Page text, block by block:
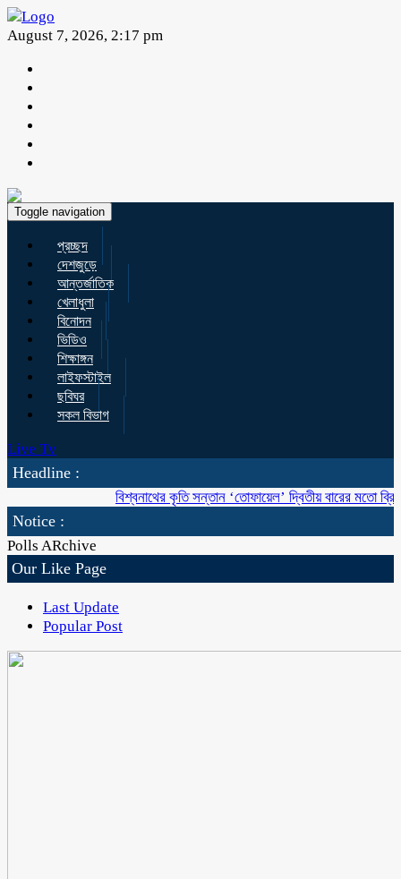
August 7, 2026, 2:17 pm
Toggle navigation
প্রচ্ছদ
দেশজুড়ে
আন্তর্জাতিক
খেলাধুলা
বিনোদন
ভিডিও
শিক্ষাঙ্গন
লাইফস্টাইল
ছবিঘর
সকল বিভাগ
Live Tv
Headline :
বিশ্বনাথের কৃতি সন্তান ‘তোফায়েল’ দ্বিতীয় বারের মতো ব্রিটিশ
Notice :
Polls ARchive
Our Like Page
Last Update
Popular Post